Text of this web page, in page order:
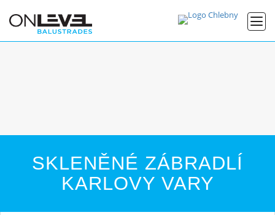
SKLENĚNÉ ZÁBRADLÍ
KARLOVY VARY